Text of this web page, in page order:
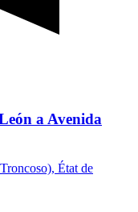
a Avenida
État de